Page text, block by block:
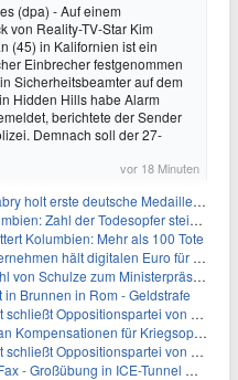
(dpa) - Auf einem
von Reality-TV-Star Kim
(45) in Kalifornien ist ein
Einbrecher festgenommen
Sicherheitsbeamter auf dem
Hidden Hills habe Alarm
berichtete der Sender
Demnach soll der 27-
vor 18 Minuten
holt erste deutsche Medaille bei EM
Zahl der Todesopfer steigt auf über 100
Kolumbien: Mehr als 100 Tote
hält digitalen Euro für überflüssig
Schulze zum Ministerpräsidenten aus
in Brunnen in Rom - Geldstrafe
Oppositionspartei von Parlamentswahl aus
für Kriegsopfer verlangen
Oppositionspartei von Wahl aus
in ICE-Tunnel mit Problemen